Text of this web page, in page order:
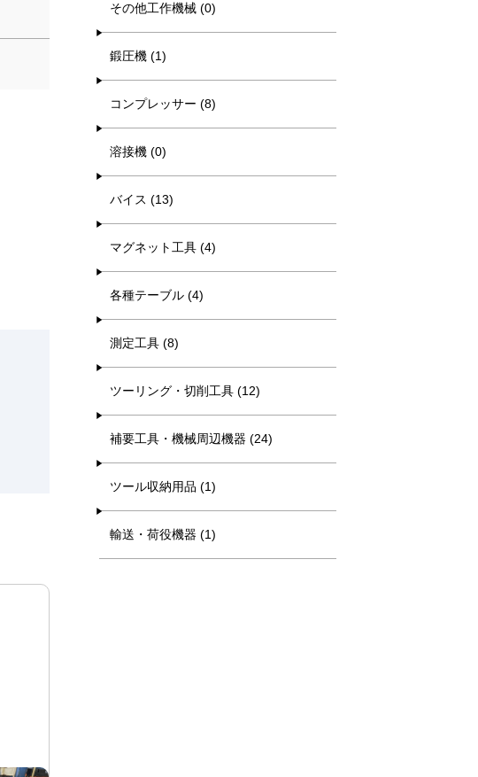
その他工作機械 (0)
鍛圧機 (1)
コンプレッサー (8)
溶接機 (0)
バイス (13)
マグネット工具 (4)
各種テーブル (4)
測定工具 (8)
ツーリング・切削工具 (12)
補要工具・機械周辺機器 (24)
ツール収納用品 (1)
輸送・荷役機器 (1)